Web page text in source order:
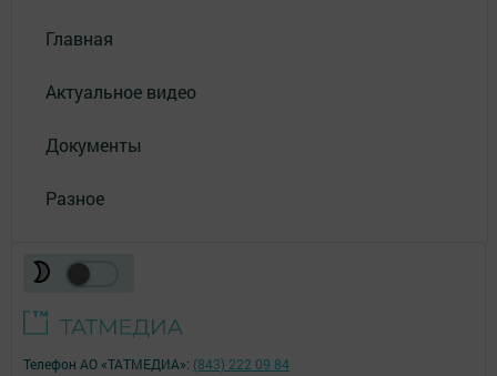
Главная
Актуальное видео
Документы
Разное
Телефон АО «ТАТМЕДИА»: (843) 222 09 84